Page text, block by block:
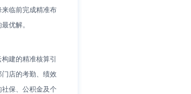
临前完成精准布
优解。
建的精准核算引
店的考勤、绩效
保、公积金及个